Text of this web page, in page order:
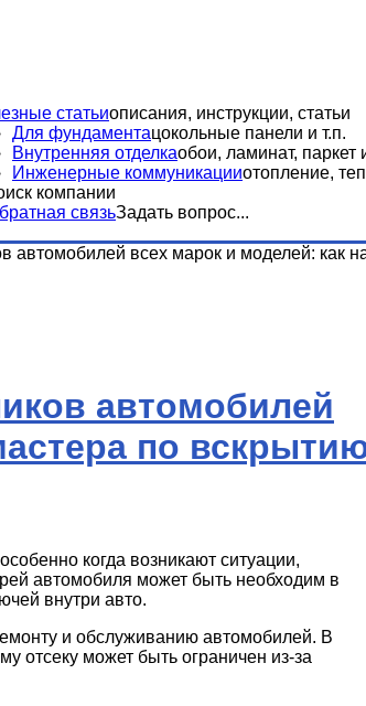
статьиописания, инструкции, статьи
Для фундаментацокольные панели и т.п.
Внутренняя отделкаобои, ламинат, паркет
Инженерные коммуникацииотопление,
компании
связьЗадать вопрос...
автомобилей всех марок и моделей: как
автомобилей
по
когда возникают ситуации,
автомобиля может быть необходим в
внутри авто.
и обслуживанию автомобилей. В
отсеку может быть ограничен из-за